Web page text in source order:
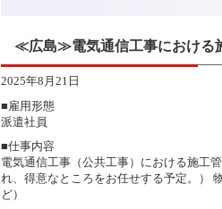
≪広島≫電気通信工事における
2025年8月21日
■雇用形態
派遣社員
■仕事内容
電気通信工事（公共工事）における施工
れ、得意なところをお任せする予定。）
ど）